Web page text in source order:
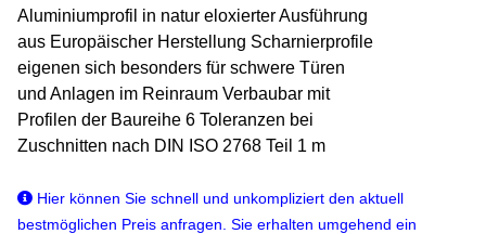
Aluminiumprofil in natur eloxierter Ausführung
aus Europäischer Herstellung Scharnierprofile
eigenen sich besonders für schwere Türen
und Anlagen im Reinraum Verbaubar mit
Profilen der Baureihe 6 Toleranzen bei
Zuschnitten nach DIN ISO 2768 Teil 1 m
Hier können Sie schnell und unkompliziert den aktuell
bestmöglichen Preis anfragen. Sie erhalten umgehend ein